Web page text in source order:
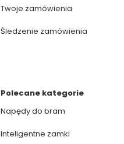
Twoje zamówienia
Śledzenie zamówienia
Polecane kategorie
Napędy do bram
Inteligentne zamki